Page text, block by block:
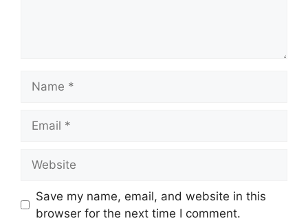
Save my name, email, and website in this
browser for the next time I comment.